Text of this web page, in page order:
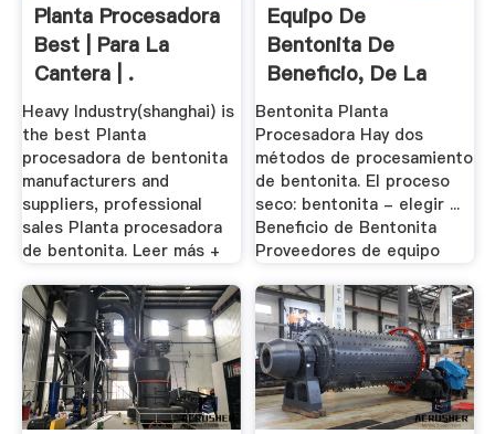
Planta Procesadora
Best | Para La
Cantera | .
Heavy Industry(shanghai) is
the best Planta
procesadora de bentonita
manufacturers and
suppliers, professional
sales Planta procesadora
de bentonita. Leer más +
Equipo De
Bentonita De
Beneficio, De La
Molienda .
Bentonita Planta
Procesadora Hay dos
métodos de procesamiento
de bentonita. El proceso
seco: bentonita - elegir ...
Beneficio de Bentonita
Proveedores de equipo